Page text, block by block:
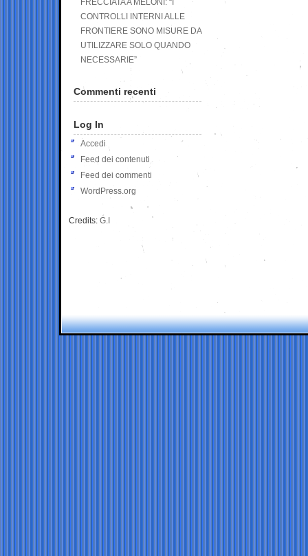
FRECCIATA A MELONI: “I
CONTROLLI INTERNI ALLE
FRONTIERE SONO MISURE DA
UTILIZZARE SOLO QUANDO
NECESSARIE”
Commenti recenti
Log In
Accedi
Feed dei contenuti
Feed dei commenti
WordPress.org
Credits: G.I